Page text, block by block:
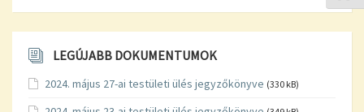
LEGÚJABB DOKUMENTUMOK
2024. május 27-ai testületi ülés jegyzőkönyve (330 kB)